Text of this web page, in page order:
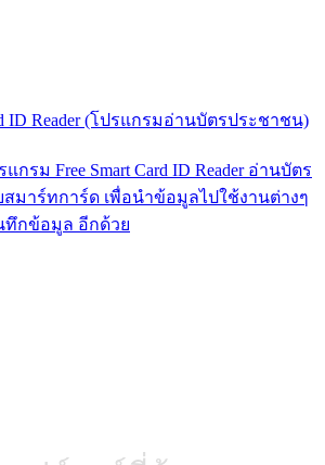
ID Reader (โปรแกรมอ่านบัตรประชาชน)
กรม Free Smart Card ID Reader อ่านบัตร
มาร์ทการ์ด เพื่อนำข้อมูลไปใช้งานต่างๆ
ทึกข้อมูล อีกด้วย